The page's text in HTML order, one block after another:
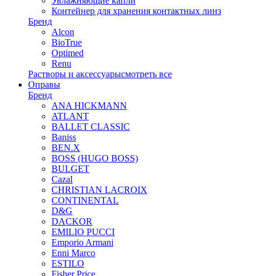
Контейнер для хранения контактных линз
Бренд
Alcon
BioTrue
Optimed
Renu
Растворы и аксессуарысмотреть все
Оправы
Бренд
ANA HICKMANN
ATLANT
BALLET CLASSIC
Baniss
BEN.X
BOSS (HUGO BOSS)
BULGET
Cazal
CHRISTIAN LACROIX
CONTINENTAL
D&G
DACKOR
EMILIO PUCCI
Emporio Armani
Enni Marco
ESTILO
Fisher Price